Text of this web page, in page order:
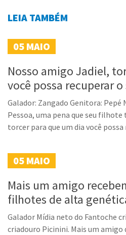
LEIA TAMBÉM
05 MAIO
Nosso amigo Jadiel,
você possa recuperar
Galador: Zangado Genitora: Pepé
Pessoa, uma pena que seu
torcer para que um dia você possa
05 MAIO
Mais um amigo
filhotes de alta
Galador Mídia neto do Fantoche
criadouro Picinini. Mais um amigo